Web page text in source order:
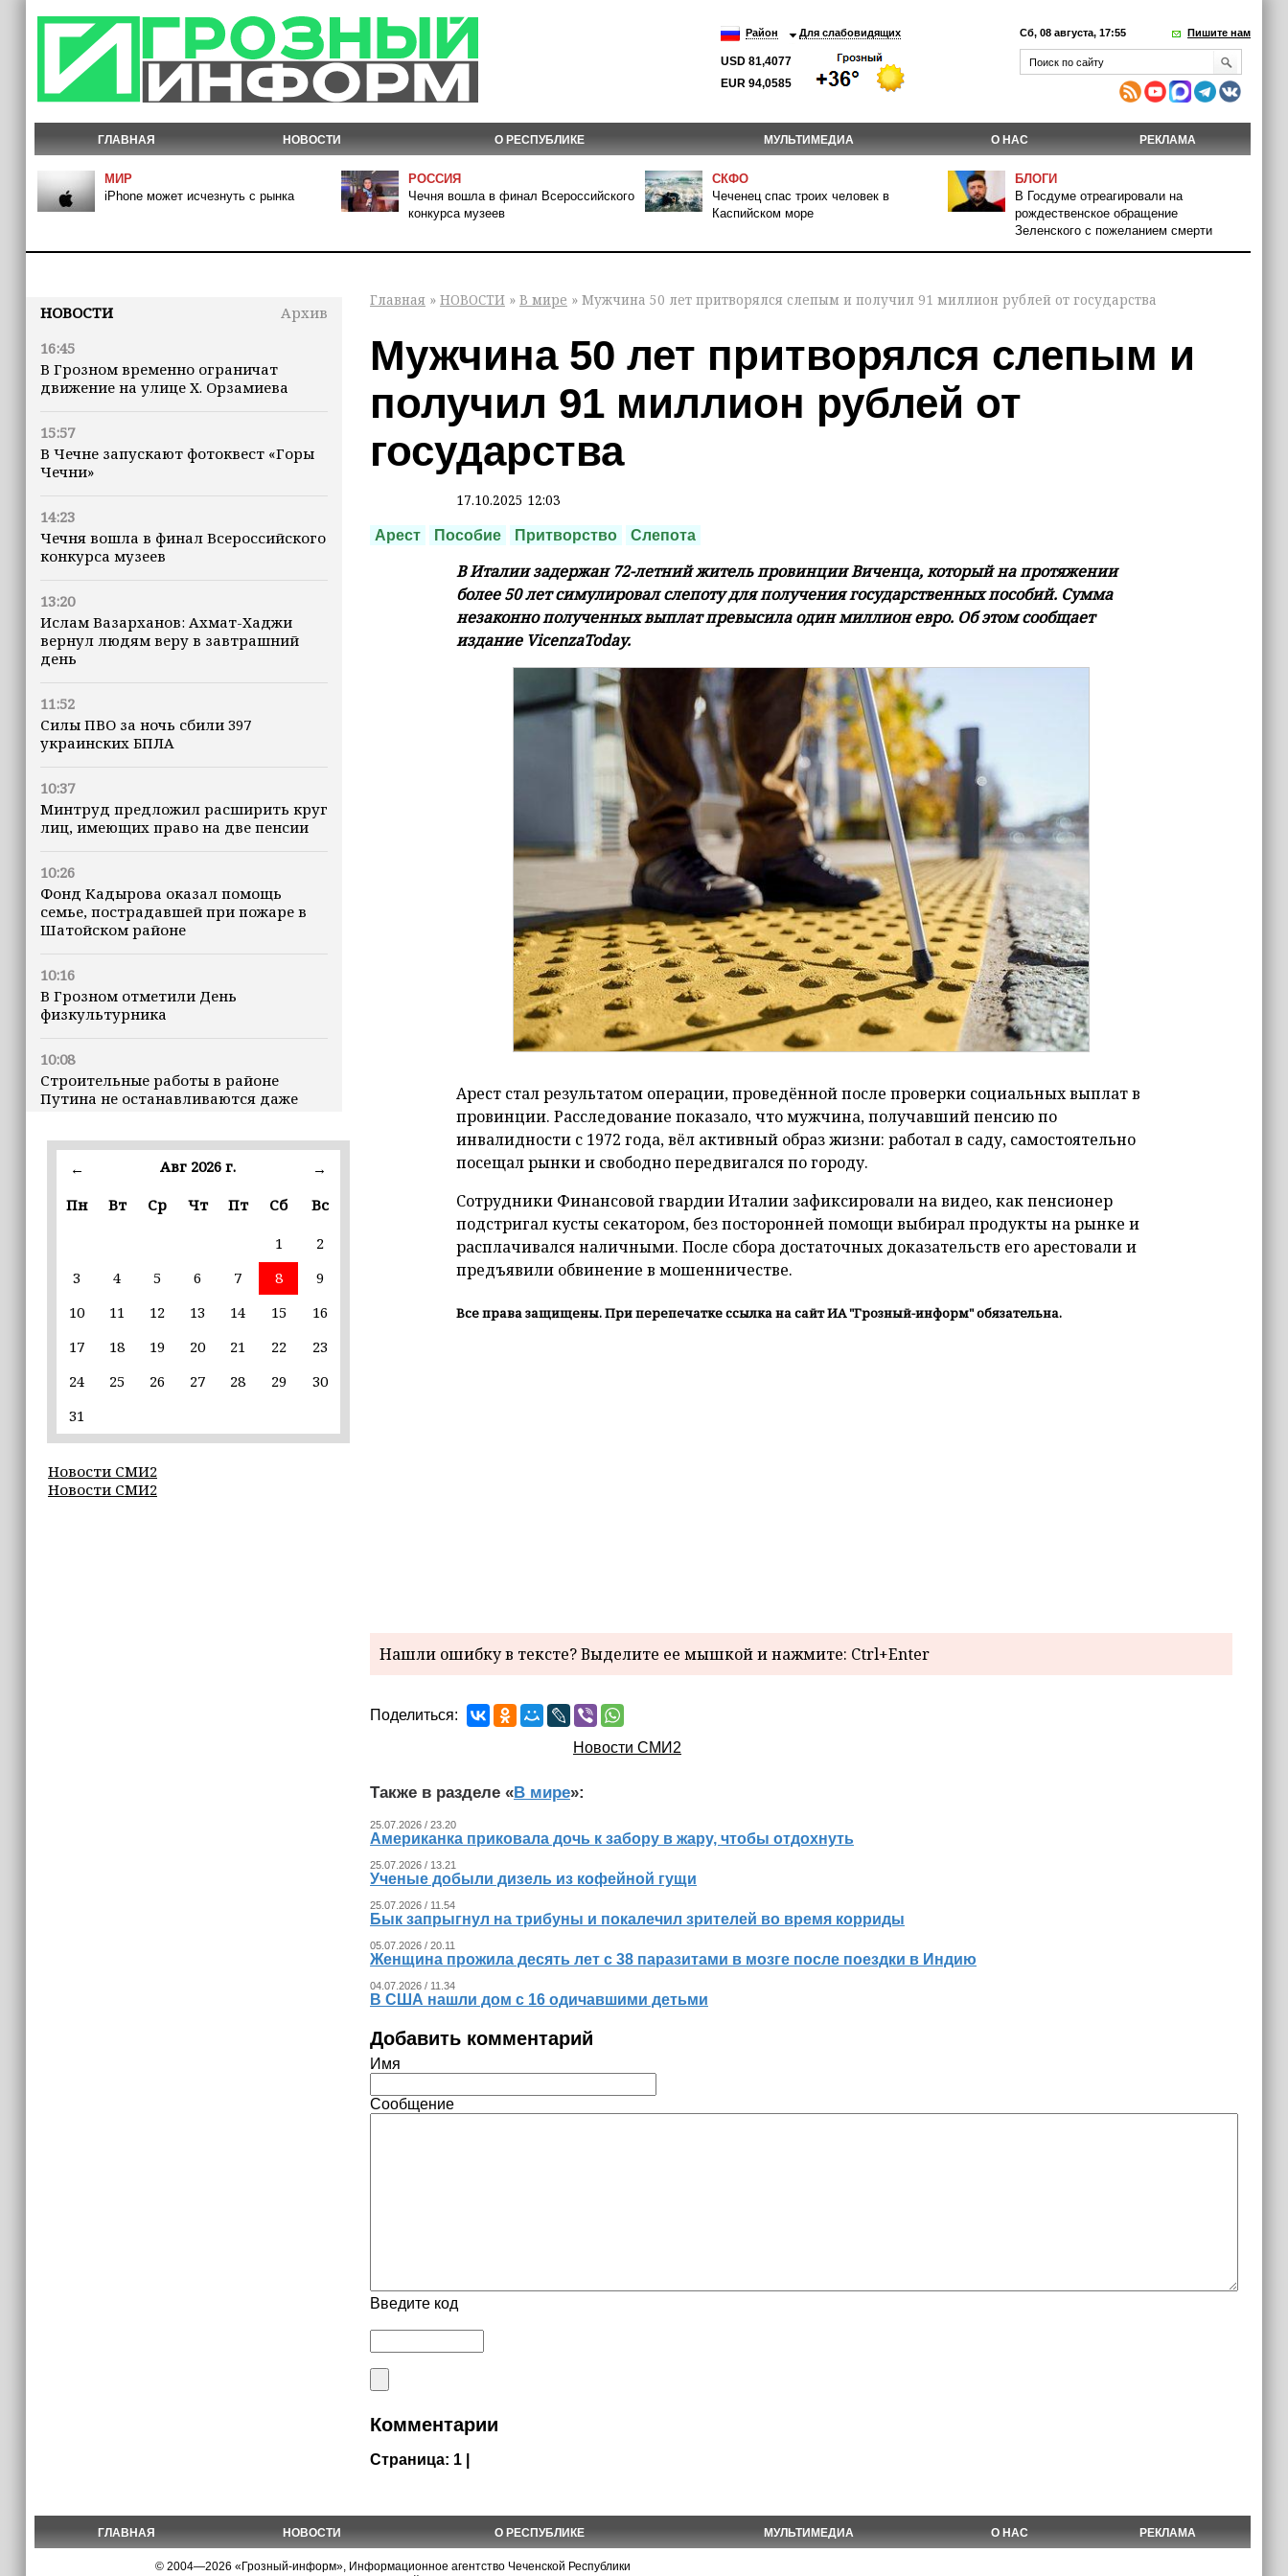
Район Для слабовидящих
USD 81,4077
EUR 94,0585
Сб, 08 августа, 17:55 Пишите нам
ГЛАВНАЯ НОВОСТИ О РЕСПУБЛИКЕ МУЛЬТИМЕДИА О НАС РЕКЛАМА
МИР
iPhone может исчезнуть с рынка
РОССИЯ
Чечня вошла в финал Всероссийского
конкурса музеев
СКФО
Чеченец спас троих человек в
Каспийском море
БЛОГИ
В Госдуме отреагировали на
рождественское обращение
Зеленского с пожеланием смерти
НОВОСТИ
Архив
16:45
В Грозном временно ограничат
движение на улице Х. Орзамиева
15:57
В Чечне запускают фотоквест «Горы
Чечни»
14:23
Чечня вошла в финал Всероссийского
конкурса музеев
13:20
Ислам Вазарханов: Ахмат-Хаджи
вернул людям веру в завтрашний
день
11:52
Силы ПВО за ночь сбили 397
украинских БПЛА
10:37
Минтруд предложил расширить круг
лиц, имеющих право на две пенсии
10:26
Фонд Кадырова оказал помощь
семье, пострадавшей при пожаре в
Шатойском районе
10:16
В Грозном отметили День
физкультурника
10:08
Строительные работы в районе
Путина не останавливаются даже
марта
В пяти школах столицы обновляют
инфраструктуру по госпрограмме
Силы ПВО сбили 75 БПЛА над
сутки
20:09
19:37
← Авг 2026 г.
→
Пн
Вт Ср Чт Пт Сб
Вс
1
2
3
4 5 6 7 8
9
10
11 12 13 14 15
16
17
18 19 20 21 22
23
24
25 26 27 28 29
30
31
Новости СМИ2
Новости СМИ2
Главная » НОВОСТИ » В мире » Мужчина 50 лет притворялся слепым и получил 91 миллион рублей от государства
Мужчина 50 лет притворялся слепым и
получил 91 миллион рублей от
государства
17.10.2025 12:03
Арест Пособие Притворство Слепота
В Италии задержан 72-летний житель провинции Виченца, который на протяжении
более 50 лет симулировал слепоту для получения государственных пособий. Сумма
незаконно полученных выплат превысила один миллион евро. Об этом сообщает
издание VicenzaToday.
Арест стал результатом операции, проведённой после проверки социальных выплат в
провинции. Расследование показало, что мужчина, получавший пенсию по
инвалидности с 1972 года, вёл активный образ жизни: работал в саду, самостоятельно
посещал рынки и свободно передвигался по городу.
Сотрудники Финансовой гвардии Италии зафиксировали на видео, как пенсионер
подстригал кусты секатором, без посторонней помощи выбирал продукты на рынке и
расплачивался наличными. После сбора достаточных доказательств его арестовали и
предъявили обвинение в мошенничестве.
Все права защищены. При перепечатке ссылка на сайт ИА "Грозный-информ" обязательна.
Нашли ошибку в тексте? Выделите ее мышкой и нажмите: Ctrl+Enter
Поделиться:
Новости СМИ2
Также в разделе «В мире»:
25.07.2026 / 23.20
Американка приковала дочь к забору в жару, чтобы отдохнуть
25.07.2026 / 13.21
Ученые добыли дизель из кофейной гущи
25.07.2026 / 11.54
Бык запрыгнул на трибуны и покалечил зрителей во время корриды
05.07.2026 / 20.11
Женщина прожила десять лет с 38 паразитами в мозге после поездки в Индию
04.07.2026 / 11.34
В США нашли дом с 16 одичавшими детьми
Добавить комментарий
Имя
Сообщение
Введите код
Комментарии
Страница: 1 |
ГЛАВНАЯ НОВОСТИ О РЕСПУБЛИКЕ МУЛЬТИМЕДИА О НАС РЕКЛАМА
© 2004—2026 «Грозный-информ», Информационное агентство Чеченской Республики